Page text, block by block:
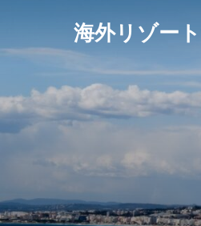
テ
ツ
へ
プ
海外リゾー